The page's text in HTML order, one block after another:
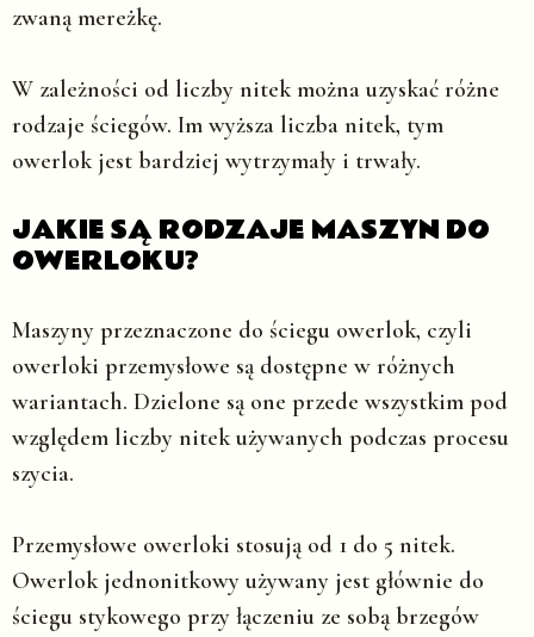
zwaną mereżkę.
W zależności od liczby nitek można uzyskać różne
rodzaje ściegów. Im wyższa liczba nitek, tym
owerlok jest bardziej wytrzymały i trwały.
JAKIE SĄ RODZAJE MASZYN DO
OWERLOKU?
Maszyny przeznaczone do ściegu owerlok, czyli
owerloki przemysłowe są dostępne w różnych
wariantach. Dzielone są one przede wszystkim pod
względem liczby nitek używanych podczas procesu
szycia.
Przemysłowe owerloki stosują od 1 do 5 nitek.
Owerlok jednonitkowy używany jest głównie do
ściegu stykowego przy łączeniu ze sobą brzegów